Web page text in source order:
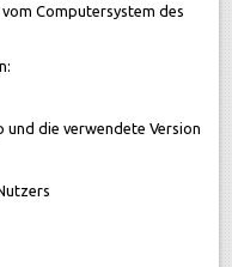
Computersystem des
die verwendete Version